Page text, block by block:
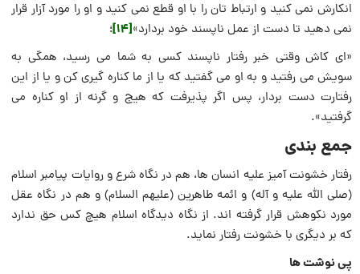
انکارش نمی کنید و ارتباط تان را با او قطع نمی کنید و او را مورد آزار قرار
نمی­ دهید تا دست از عمل ناپسند خود بردارد»[14]
؛
«ای کاش وقتی خبر رفتار ناپسند کسی به شما می رسید، همگی به
سویش می­ رفتید و به او می گفتید که یا از ما کناره گیری کن و یا از این
رفتارت دست بردار، پس اگر پذیرفت که هیج و گرنه از او کناره می
گرفتید».
جمع بندی
رفتار خشونت آمیز علیه انسان ها، هم در نگاه شرع و روایات پیامبر اسلام
(صلی الله علیه و آله) و ائمه طاهرین (علیهم السلام) و هم در نگاه عقل
مورد نکوهش قرار گرفته اند. از نگاه دیدگاه اسلام هیچ کس حق ندارد
که بر دیگری با خشونت رفتار نماید.
پی نوشت ها